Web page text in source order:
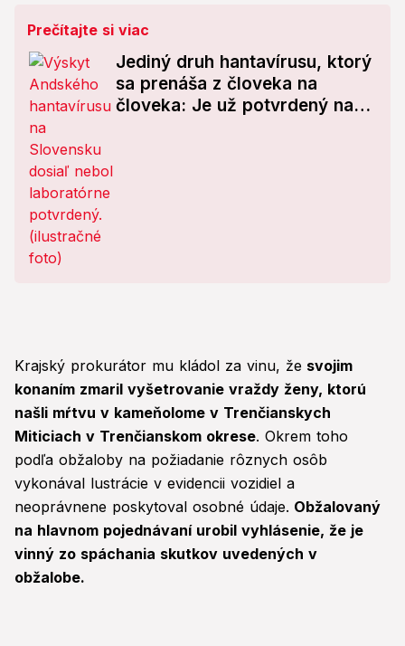
Prečítajte si viac
Jediný druh hantavírusu, ktorý
sa prenáša z človeka na
človeka: Je už potvrdený na
Krajský prokurátor mu kládol za vinu, že svojim
konaním zmaril vyšetrovanie vraždy ženy, ktorú
našli mŕtvu v kameňolome v Trenčianskych
Miticiach v Trenčianskom okrese. Okrem toho
podľa obžaloby na požiadanie rôznych osôb
vykonával lustrácie v evidencii vozidiel a
neoprávnene poskytoval osobné údaje. Obžalovaný
na hlavnom pojednávaní urobil vyhlásenie, že je
vinný zo spáchania skutkov uvedených v
obžalobe.